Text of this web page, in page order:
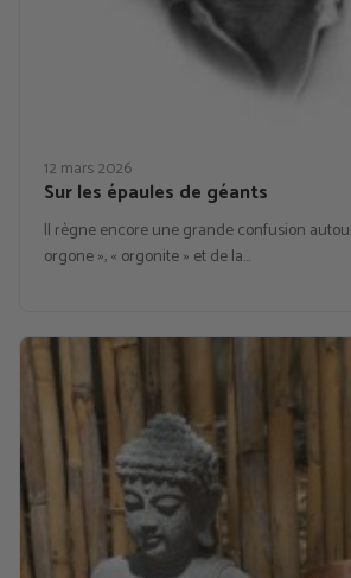
12 mars 2026
Sur les épaules de géants
Il règne encore une grande confusion
orgone », « orgonite » et de la…